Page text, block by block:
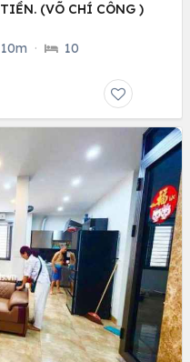
(VÕ CHÍ CÔNG )
10m · 10